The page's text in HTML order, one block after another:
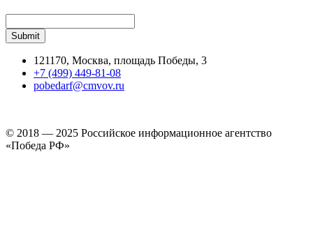
121170, Москва, площадь Победы, 3
+7 (499) 449-81-08
pobedarf@cmvov.ru
© 2018 — 2025 Российское информационное агентство
«Победа РФ»